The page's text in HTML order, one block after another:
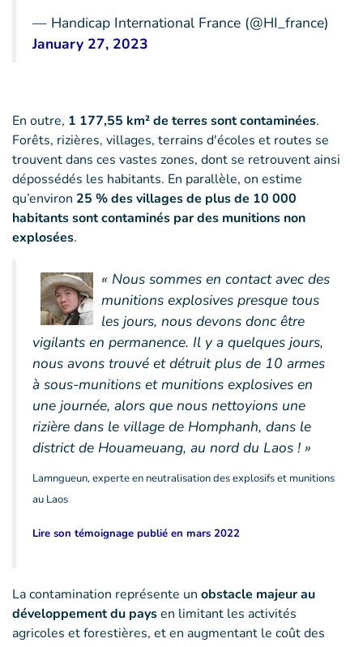
— Handicap International France (@HI_france)
January 27, 2023
En outre, 1 177,55 km² de terres sont contaminées.
Forêts, rizières, villages, terrains d'écoles et routes se
trouvent dans ces vastes zones, dont se retrouvent ainsi
dépossédés les habitants. En parallèle, on estime
qu’environ 25 % des villages de plus de 10 000
habitants sont contaminés par des munitions non
explosées.
« Nous sommes en contact avec des
munitions explosives presque tous
les jours, nous devons donc être
vigilants en permanence. Il y a quelques jours,
nous avons trouvé et détruit plus de 10 armes
à sous-munitions et munitions explosives en
une journée, alors que nous nettoyions une
rizière dans le village de Homphanh, dans le
district de Houameuang, au nord du Laos ! »
Lamngueun, experte en neutralisation des explosifs et munitions
au Laos
Lire son témoignage publié en mars 2022
La contamination représente un obstacle majeur au
développement du paysen limitant les activités
agricoles et forestières, et en augmentant le coût des